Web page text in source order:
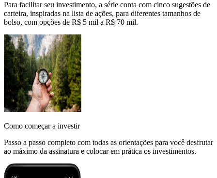
Para facilitar seu investimento, a série conta com cinco sugestões de
carteira, inspiradas na lista de ações, para diferentes tamanhos de
bolso, com opções de R$ 5 mil a R$ 70 mil.
Como começar a investir
Passo a passo completo com todas as orientações para você desfrutar
ao máximo da assinatura e colocar em prática os investimentos.